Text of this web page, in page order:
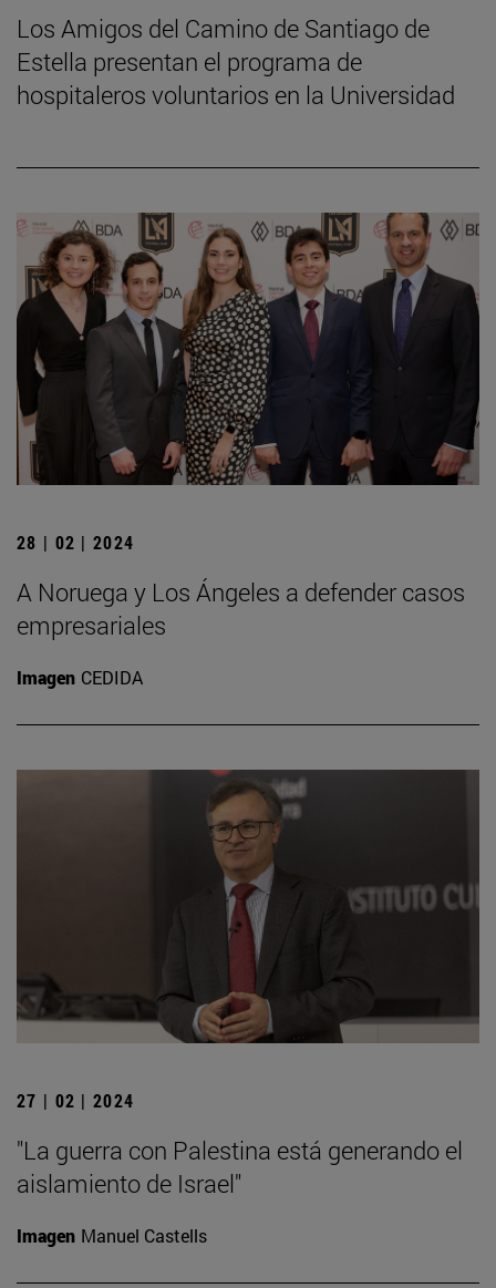
Los Amigos del Camino de Santiago de
Estella presentan el programa de
hospitaleros voluntarios en la Universidad
28 | 02 | 2024
A Noruega y Los Ángeles a defender casos
empresariales
Imagen CEDIDA
27 | 02 | 2024
"La guerra con Palestina está generando el
aislamiento de Israel"
Imagen Manuel Castells